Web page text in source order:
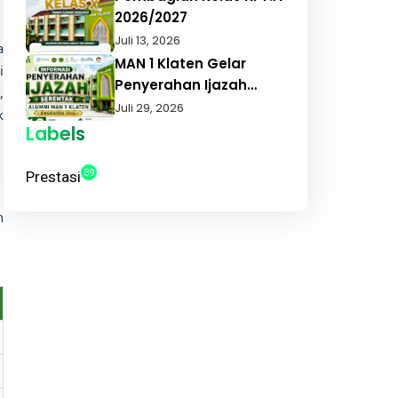
Pelajaran 2026/2027
2026/2027
Juli 13, 2026
MAN 1 Klaten Gelar
Penyerahan Ijazah
Serentak Angkatan
Juli 29, 2026
Labels
Prestasi 39